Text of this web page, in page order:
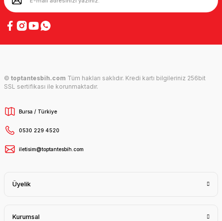
© toptantesbih.com Tüm hakları saklıdır. Kredi kartı bilgileriniz 256bit
SSL sertifikası ile korunmaktadır.
Bursa / Türkiye
0530 229 4520
iletisim@toptantesbih.com
Üyelik
Kurumsal